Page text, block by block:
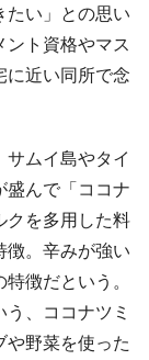
たい」との思い
ト資格やマス
に近い同所で念
ムイ島やタイ
盛んで「ココナ
クを多用した料
徴。辛みが強い
徴だという。
、ココナツミ
や野菜を使った